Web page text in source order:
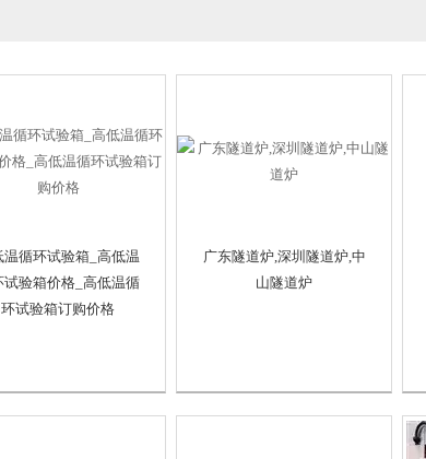
温循环试验箱_高低温
试验箱价格_高低温循
环试验箱订购价格
广东隧道炉,深圳隧道炉,中
山隧道炉